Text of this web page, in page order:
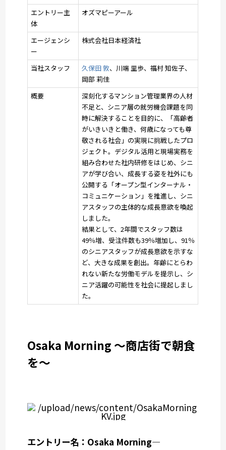
エントリー主
体
オズマピーアール
エージェンシ
ー
株式会社日本経済社
当社スタッフ 久保田 敦、川端 里歩、福村 知佐子、
岡部 莉佳
概要
深刻化するマンション管理業界の人材
不足と、シニア層の就労機会課題を同
時に解決することを目的に、「高齢者
がいきいきと働き、何歳になっても尊
敬される社会」の実現に挑戦したプロ
ジェクト。デジタル活用と現場実務を
組み合わせた社内研修をはじめ、シニ
アが学び合い、成長する姿を社外にも
公開する「オープン型インターナル・
コミュニケーション」を推進し、シニ
アスタッフの主体的な成長意欲を喚起
しました。
結果として、2年間でスタッフ数は
49％増、受注件数も39％増加し、91％
のシニアスタッフが成長意欲を示すな
ど、大きな成果を創出。年齢にとらわ
れない新たな労働モデルを提示し、シ
ニア活躍の可能性を社会に提起しまし
た。
Osaka Morning ～商店街で朝食
を～
エントリー名：Osaka Morning—